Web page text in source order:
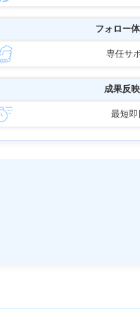
フォロー
専任サ
成果反映
最短即